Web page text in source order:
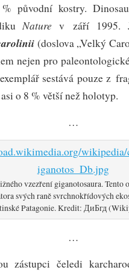
původní kostry.
Nature v září 1995.
(doslova „Velký
nejen pro
sestává pouze z
o 8 % větší než holotyp.
…
vzezření giganotosaura. Tento
svých raně svrchnokřídových
Patagonie. Kredit: ДиБгд
…
zástupci čeledi